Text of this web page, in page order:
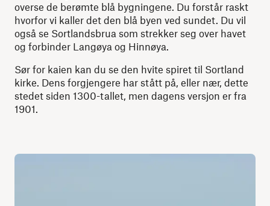
overse de berømte blå bygningene. Du forstår raskt
hvorfor vi kaller det den blå byen ved sundet. Du vil
også se Sortlandsbrua som strekker seg over havet
og forbinder Langøya og Hinnøya.
Sør for kaien kan du se den hvite spiret til Sortland
kirke. Dens forgjengere har stått på, eller nær, dette
stedet siden 1300-tallet, men dagens versjon er fra
1901.